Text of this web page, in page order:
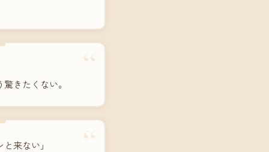
“
きたくない。
“
来ない」